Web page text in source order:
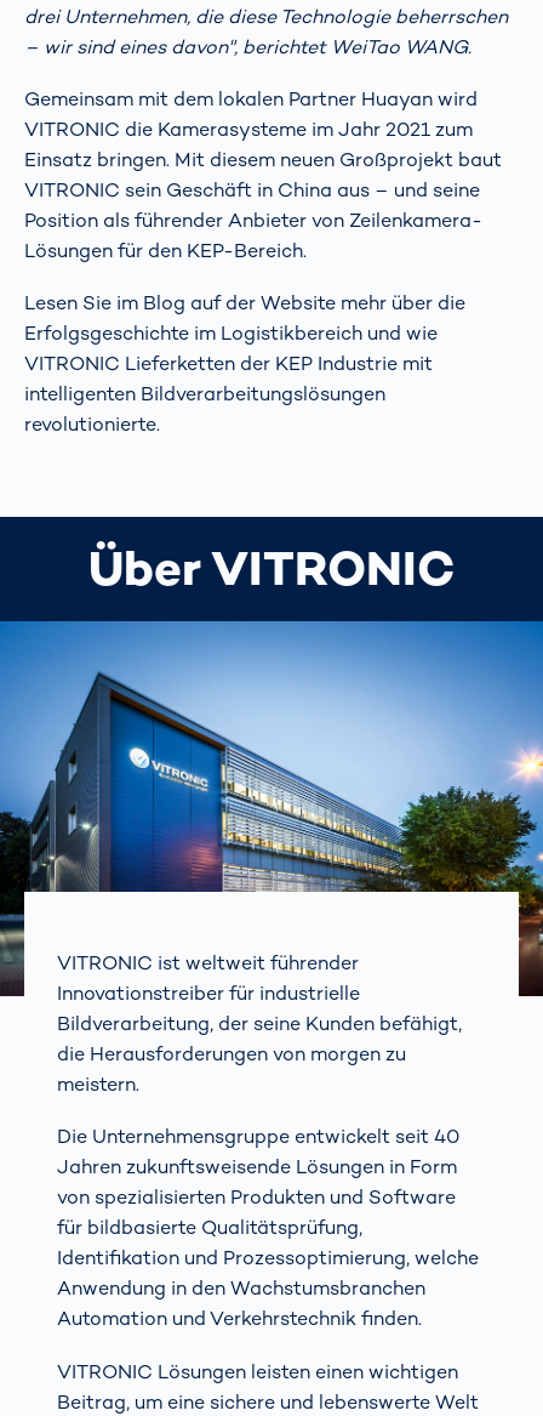
drei Unternehmen, die diese Technologie beherrschen
– wir sind eines davon", berichtet WeiTao WANG.
Gemeinsam mit dem lokalen Partner Huayan wird
VITRONIC die Kamerasysteme im Jahr 2021 zum
Einsatz bringen. Mit diesem neuen Großprojekt baut
VITRONIC sein Geschäft in China aus – und seine
Position als führender Anbieter von Zeilenkamera-
Lösungen für den KEP-Bereich.
Lesen Sie im Blog auf der Website mehr über die
Erfolgsgeschichte im Logistikbereich und wie
VITRONIC Lieferketten der KEP Industrie mit
intelligenten Bildverarbeitungslösungen
revolutionierte.
Über VITRONIC
VITRONIC ist weltweit führender
Innovationstreiber für industrielle
Bildverarbeitung, der seine Kunden befähigt,
die Herausforderungen von morgen zu
meistern.
Die Unternehmensgruppe entwickelt seit 40
Jahren zukunftsweisende Lösungen in Form
von spezialisierten Produkten und Software
für bildbasierte Qualitätsprüfung,
Identifikation und Prozessoptimierung, welche
Anwendung in den Wachstumsbranchen
Automation und Verkehrstechnik finden.
VITRONIC Lösungen leisten einen wichtigen
Beitrag, um eine sichere und lebenswerte Welt